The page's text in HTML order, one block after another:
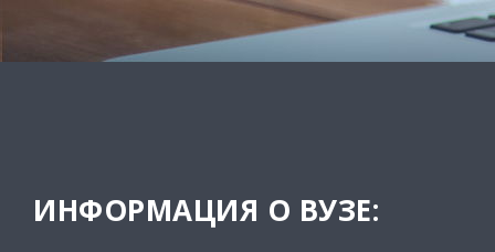
ИНФОРМАЦИЯ О ВУЗЕ: